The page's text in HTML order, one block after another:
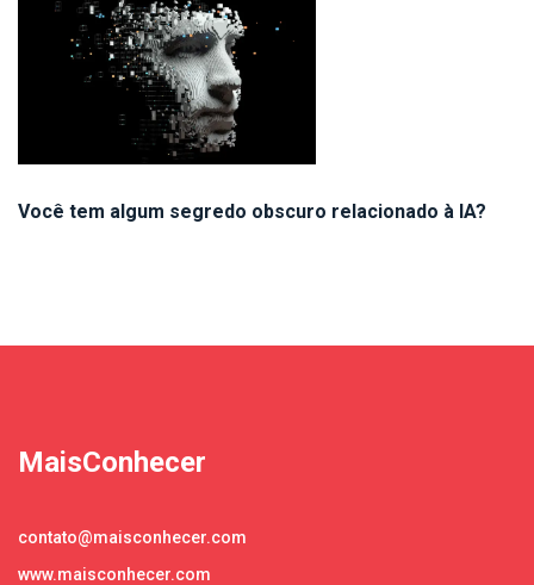
Você tem algum segredo obscuro relacionado à IA?
MaisConhecer
contato@maisconhecer.com
www.maisconhecer.com